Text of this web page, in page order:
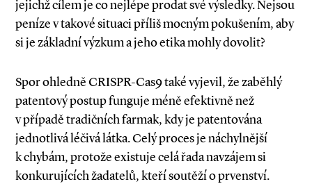
jejichž cílem je co nejlépe prodat své výsledky. Nejsou
peníze v takové situaci příliš mocným pokušením, aby
si je základní výzkum a jeho etika mohly dovolit?
Spor ohledně CRISPR­-Cas9 také vyjevil, že zaběhlý
patentový postup funguje méně efektivně než
v případě tradičních farmak, kdy je patentována
jednotlivá léčivá látka. Celý proces je náchylnější
k chybám, protože existuje celá řada navzájem si
konkurujících žadatelů, kteří soutěží o prvenství.